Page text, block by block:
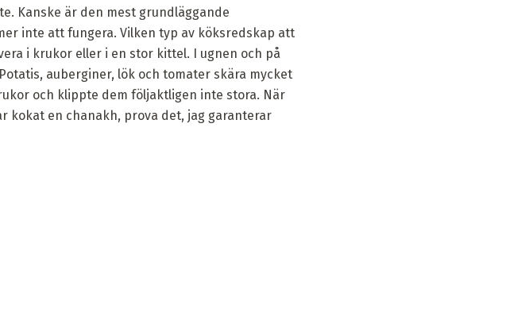
Kanske är den mest grundläggande
inte att fungera. Vilken typ av köksredskap att
i krukor eller i en stor kittel. I ugnen och på
auberginer, lök och tomater skära mycket
och klippte dem följaktligen inte stora. När
kokat en chanakh, prova det, jag garanterar